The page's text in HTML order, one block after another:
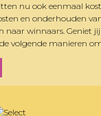
nu ook eenmaal
en onderhouden
naar winnaars. Geniet jij
volgende manieren